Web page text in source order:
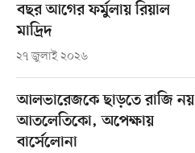
বছর আগের ফর্মুলায় রিয়াল
মাদ্রিদ
২৭ জুলাই ২০২৬
আলভারেজকে ছাড়তে রাজি নয়
আতলেতিকো, অপেক্ষায়
বার্সেলোনা